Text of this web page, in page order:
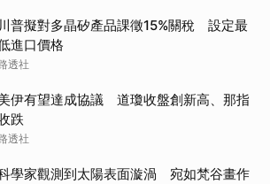
川普擬對多晶矽產品課徵15%關稅 設定最
進口價格
透社
伊有望達成協議 道瓊收盤創新高、那指
跌
透社
學家觀測到太陽表面漩渦 宛如梵谷畫作